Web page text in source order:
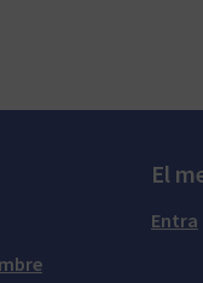
El
Entra